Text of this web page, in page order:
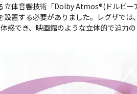
立体音響技術「Dolby Atmos®(ドルビ
置する必要がありました。レグザで
感でき、映画館のような立体的で迫力の